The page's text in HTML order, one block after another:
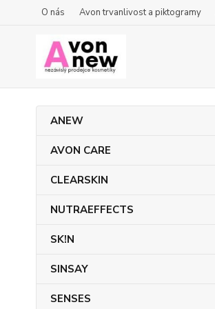
O nás Avon trvanlivost a piktogramy
ANEW
AVON CARE
CLEARSKIN
NUTRAEFFECTS
SK!N
SINSAY
SENSES